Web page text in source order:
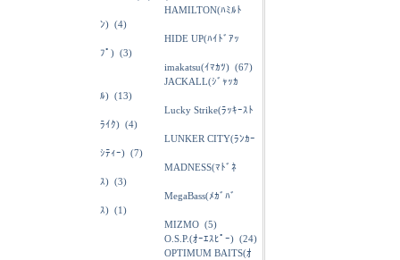
HAMILTON(ﾊﾐﾙﾄ
ﾝ) (4)
HIDE UP(ﾊｲﾄﾞｱｯ
ﾌﾟ) (3)
imakatsu(ｲﾏｶﾂ) (67)
JACKALL(ｼﾞｬｯｶ
ﾙ) (13)
Lucky Strike(ﾗｯｷｰｽﾄ
ﾗｲｸ) (4)
LUNKER CITY(ﾗﾝｶｰ
ｼﾃｨｰ) (7)
MADNESS(ﾏﾄﾞﾈ
ｽ) (3)
MegaBass(ﾒｶﾞﾊﾞ
ｽ) (1)
MIZMO (5)
O.S.P.(ｵｰｴｽﾋﾟｰ) (24)
OPTIMUM BAITS(ｵ